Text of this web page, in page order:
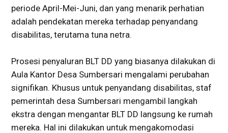
periode April-Mei-Juni, dan yang menarik perhatian
adalah pendekatan mereka terhadap penyandang
disabilitas, terutama tuna netra.
Prosesi penyaluran BLT DD yang biasanya dilakukan di
Aula Kantor Desa Sumbersari mengalami perubahan
signifikan. Khusus untuk penyandang disabilitas, staf
pemerintah desa Sumbersari mengambil langkah
ekstra dengan mengantar BLT DD langsung ke rumah
mereka. Hal ini dilakukan untuk mengakomodasi